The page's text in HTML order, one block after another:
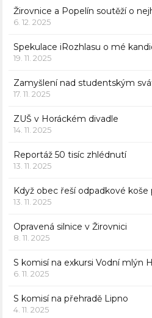
Žirovnice a Popelín soutěží o
6. 12. 2025
Spekulace iRozhlasu o mé
19. 11. 2025
Zamyšlení nad studentským
17. 11. 2025
ZUŠ v Horáckém divadle
14. 11. 2025
Reportáž 50 tisíc zhlédnutí
13. 11. 2025
Když obec řeší odpadkové koše
13. 11. 2025
Opravená silnice v Žirovnici
8. 11. 2025
S komisí na exkursi Vodní mlýn
6. 11. 2025
S komisí na přehradě Lipno
4. 11. 2025